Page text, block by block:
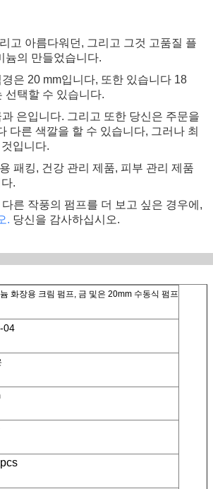
고 아름다워던, 그리고 그것 고품질 플
늄의 만들었습니다.
은 20 mm입니다, 또한 있습니다 18
선택할 수 있습니다.
은입니다. 그리고 또한 당신은 주문을
다른 색깔을 할 수 있습니다, 그러나 최
입니다.
패킹, 건강 관리 제품, 피부 관리 제품
.
른 작풍의 펌프를 더 보고 싶은 경우에,
. 당신을 감사하십시오.
화장용 크림 펌프, 금 및은 20mm 수동식 펌프
04